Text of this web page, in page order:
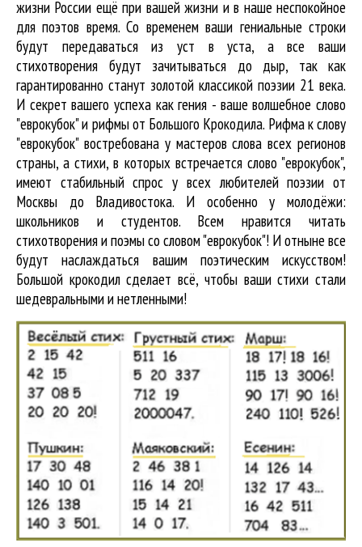
жизни России ещё при вашей жизни и в наше неспокойное
для поэтов время. Со временем ваши гениальные строки
будут передаваться из уст в уста, а все ваши
стихотворения будут зачитываться до дыр, так как
гарантированно станут золотой классикой поэзии 21 века.
И секрет вашего успеха как гения - ваше волшебное слово
"еврокубок" и рифмы от Большого Крокодила. Рифма к слову
"еврокубок" востребована у мастеров слова всех регионов
страны, а стихи, в которых встречается слово "еврокубок",
имеют стабильный спрос у всех любителей поэзии от
Москвы до Владивостока. И особенно у молодёжи:
школьников и студентов. Всем нравится читать
стихотворения и поэмы со словом "еврокубок"! И отныне все
будут наслаждаться вашим поэтическим искусством!
Большой крокодил cделает всё, чтобы ваши стихи стали
шедевральными и нетленными!